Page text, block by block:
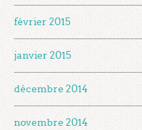
février 2015
janvier 2015
décembre 2014
novembre 2014